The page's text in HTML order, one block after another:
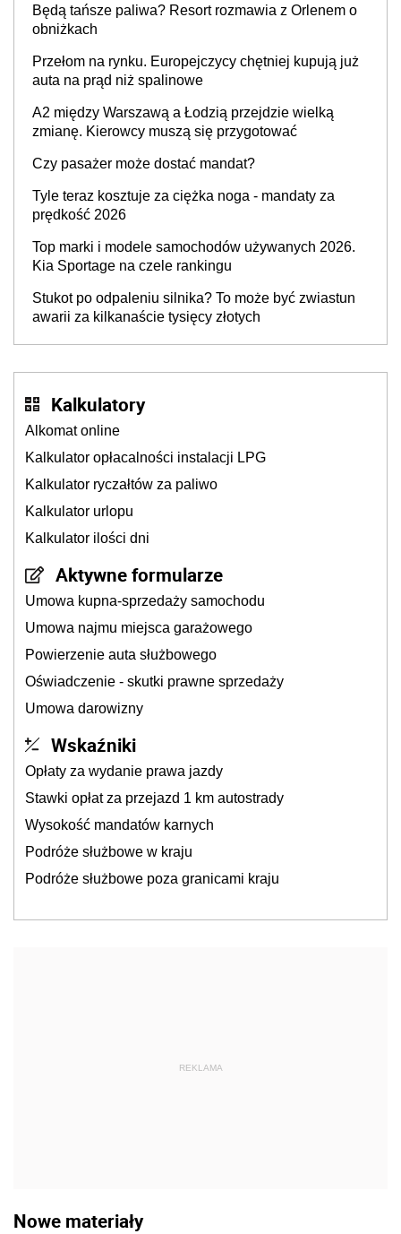
producenta
Będą tańsze paliwa? Resort rozmawia z Orlenem o
obniżkach
Przełom na rynku. Europejczycy chętniej kupują już
auta na prąd niż spalinowe
A2 między Warszawą a Łodzią przejdzie wielką
zmianę. Kierowcy muszą się przygotować
Czy pasażer może dostać mandat?
Tyle teraz kosztuje za ciężka noga - mandaty za
prędkość 2026
Top marki i modele samochodów używanych 2026.
Kia Sportage na czele rankingu
Stukot po odpaleniu silnika? To może być zwiastun
awarii za kilkanaście tysięcy złotych
Kalkulatory
Alkomat online
Kalkulator opłacalności instalacji LPG
Kalkulator ryczałtów za paliwo
Kalkulator urlopu
Kalkulator ilości dni
Aktywne formularze
Umowa kupna-sprzedaży samochodu
Umowa najmu miejsca garażowego
Powierzenie auta służbowego
Oświadczenie - skutki prawne sprzedaży
Umowa darowizny
Wskaźniki
Opłaty za wydanie prawa jazdy
Stawki opłat za przejazd 1 km autostrady
Wysokość mandatów karnych
Podróże służbowe w kraju
Podróże służbowe poza granicami kraju
REKLAMA
Nowe materiały